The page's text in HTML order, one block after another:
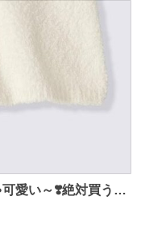
愛い～❣️絶対買うぞ